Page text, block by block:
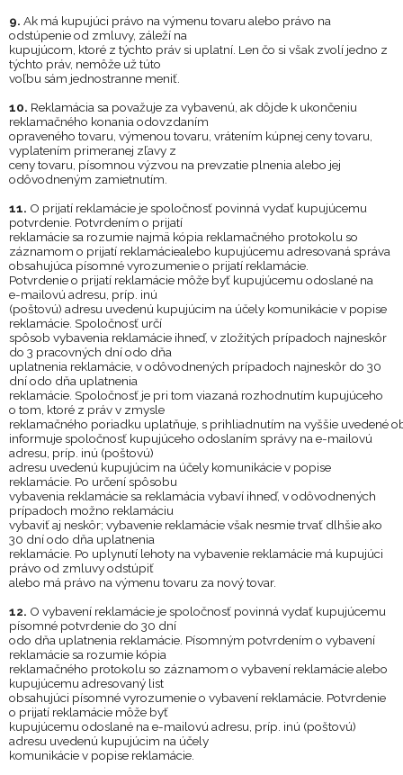
9. Ak má kupujúci právo na výmenu tovaru alebo právo na
odstúpenie od zmluvy, záleží na
kupujúcom, ktoré z týchto práv si uplatní. Len čo si však zvolí jedno z
týchto práv, nemôže už túto
voľbu sám jednostranne meniť.
10. Reklamácia sa považuje za vybavenú, ak dôjde k ukončeniu
reklamačného konania odovzdaním
opraveného tovaru, výmenou tovaru, vrátením kúpnej ceny tovaru,
vyplatením primeranej zľavy z
ceny tovaru, písomnou výzvou na prevzatie plnenia alebo jej
odôvodneným zamietnutím
11. O prijatí reklamácie je spoločnosť povinná vydať kupujúcemu
potvrdenie. Potvrdením o prijatí
reklamáciesa rozumie najmä kópia reklamačného protokolu so
záznamom o prijatí reklamáciealebo kupujúcemu adresovaná správa
obsahujúca písomné vyrozumenie o prijatí reklamácie.
Potvrdenie o prijatí reklamácie môže byť kupujúcemu odoslané na
e-mailovú adresu, príp. inú
(poštovú) adresu uvedenú kupujúcim na účely komunikácie v popise
reklamácie. Spoločnosť určí
spôsob vybavenia reklamácie ihneď, v zložitých prípadoch najneskôr
do 3 pracovných dní odo dňa
uplatnenia reklamácie, v odôvodnených prípadoch najneskôr do 30
dní odo dňa uplatnenia
reklamácie. Spoločnosť je pri tom viazaná rozhodnutím kupujúceho
o tom, ktoré z práv v zmysle
reklamačného poriadku uplatňuje s prihliadnutím na vyššie uvedené
informuje spoločnosť kupujúceho odoslaním správy na e-mailovú
adresu, príp. inú (poštovú)
adresu uvedenú kupujúcim na účely komunikácie v popise
reklamácie. Po určení spôsobu
vybavenia reklamácie sa reklamácia vybaví ihneď, v odôvodnených
prípadoch možno reklamáciu
vybaviť aj neskôr; vybavenie reklamácie však nesmie trvať dlhšie ako
30 dní odo dňa uplatnenia
reklamácie. Po uplynutí lehoty na vybavenie reklamácie má kupujúci
právo od zmluvy odstúpiť
alebo má právo na výmenu tovaru za nový tovar.
12. O vybavení reklamácie je spoločnosť povinná vydať kupujúcemu
písomné potvrdenie do 30 dní
odo dňa uplatnenia reklamácie. Písomným potvrdením o vybavení
reklamáciesa rozumie kópia
reklamačného protokolu so záznamom o vybavení reklamácie alebo
kupujúcemu adresovaný list
obsahujúci písomné vyrozumenie o vybavení reklamácie. Potvrdenie
o prijatí reklamácie môže byť
kupujúcemu odoslané na e-mailovú adresu, príp. inú (poštovú)
adresu uvedenú kupujúcim na účely
komunikácie v popise reklamácie.